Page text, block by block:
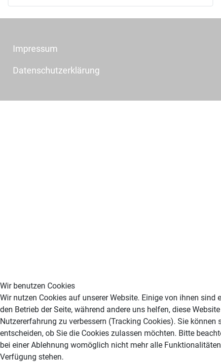
Impressum
Datenschutzerklärung
Wir benutzen Cookies
Wir nutzen Cookies auf unserer Website. Einige von ihnen sind
den Betrieb der Seite, während andere uns helfen, diese
Nutzererfahrung zu verbessern (Tracking Cookies). Sie können
entscheiden, ob Sie die Cookies zulassen möchten. Bitte
bei einer Ablehnung womöglich nicht mehr alle
Verfügung stehen.